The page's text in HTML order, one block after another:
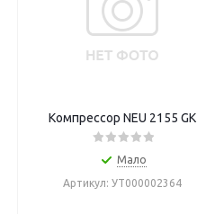
Компрессор NEU 2155 GK
Мало
Артикул: УТ000002364